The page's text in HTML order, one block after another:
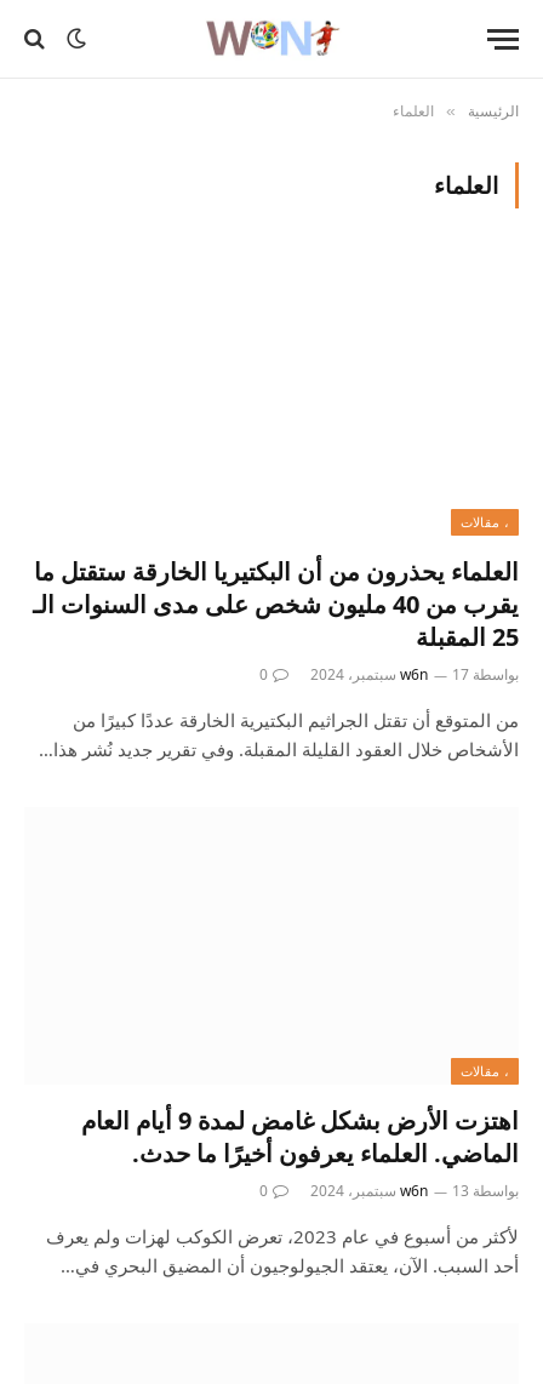
الرئيسية » العلماء
العلماء
، مقالات
العلماء يحذرون من أن البكتيريا الخارقة ستقتل ما
يقرب من 40 مليون شخص على مدى السنوات الـ
25 المقبلة
بواسطة w6n 17 سبتمبر، 2024 0
من المتوقع أن تقتل الجراثيم البكتيرية الخارقة عددًا كبيرًا من
الأشخاص خلال العقود القليلة المقبلة. وفي تقرير جديد نُشر هذا…
، مقالات
اهتزت الأرض بشكل غامض لمدة 9 أيام العام
الماضي. العلماء يعرفون أخيرًا ما حدث.
بواسطة w6n 13 سبتمبر، 2024 0
لأكثر من أسبوع في عام 2023، تعرض الكوكب لهزات ولم يعرف
أحد السبب. الآن، يعتقد الجيولوجيون أن المضيق البحري في…